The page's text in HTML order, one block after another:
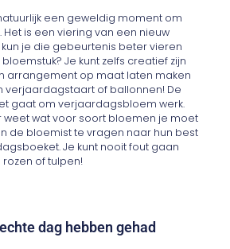
een geweldig moment om
is een viering van een nieuw
je die gebeurtenis beter vieren
Je kunt zelfs creatief zijn
arrangement op maat laten maken
verjaardagstaart of ballonnen! De
gaat om verjaardagsbloem werk.
weet wat voor soort bloemen je moet
de bloemist te vragen naar hun best
Je kunt nooit fout gaan
rozen of tulpen!
dag hebben gehad